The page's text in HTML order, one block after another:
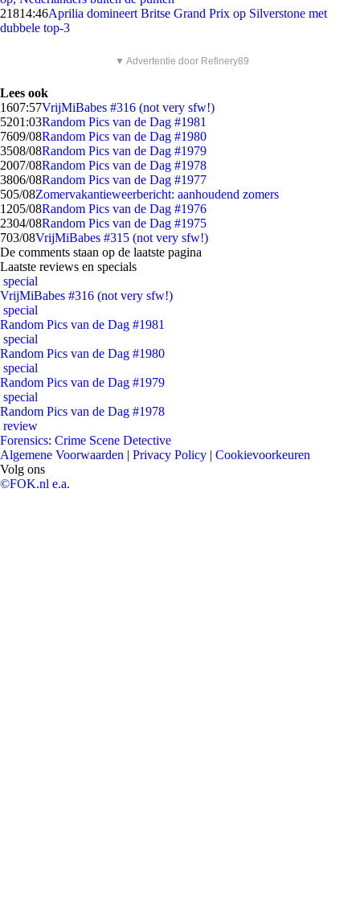
21814:46Aprilia domineert Britse Grand Prix op Silverstone met
dubbele top-3
▼ Advertentie door Refinery89
Lees ook
1607:57VrijMiBabes #316 (not very sfw!)
5201:03Random Pics van de Dag #1981
7609/08Random Pics van de Dag #1980
3508/08Random Pics van de Dag #1979
2007/08Random Pics van de Dag #1978
3806/08Random Pics van de Dag #1977
505/08Zomervakantieweerbericht: aanhoudend zomers
1205/08Random Pics van de Dag #1976
2304/08Random Pics van de Dag #1975
703/08VrijMiBabes #315 (not very sfw!)
De comments staan op de laatste pagina
Laatste reviews en specials
special
VrijMiBabes #316 (not very sfw!)
special
Random Pics van de Dag #1981
special
Random Pics van de Dag #1980
special
Random Pics van de Dag #1979
special
Random Pics van de Dag #1978
review
Forensics: Crime Scene Detective
Algemene Voorwaarden | Privacy Policy | Cookievoorkeuren
Volg ons
©FOK.nl e.a.